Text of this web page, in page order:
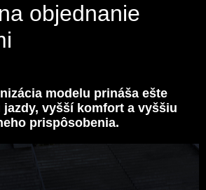
objednanie
modelu prináša ešte
vyšší komfort a vyššiu
prispôsobenia.